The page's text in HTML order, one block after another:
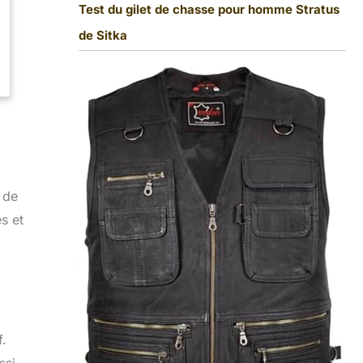
et
Test du gilet de chasse pour homme Stratus
de Sitka